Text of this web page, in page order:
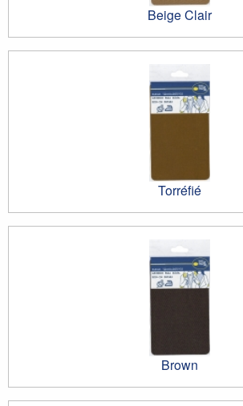
Beige Clair
Torréfié
Brown